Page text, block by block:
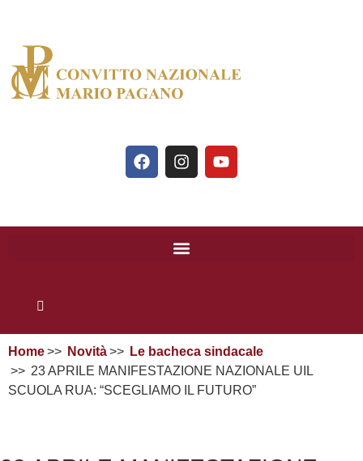
Home Novità
Le bacheca sindacale
23 APRILE MANIFESTAZIONE NAZIONALE UIL
SCUOLA RUA: “SCEGLIAMO IL FUTURO”